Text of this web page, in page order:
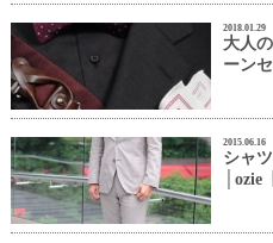
2018.01.29
大人
ーン
2015.06.16
シャ